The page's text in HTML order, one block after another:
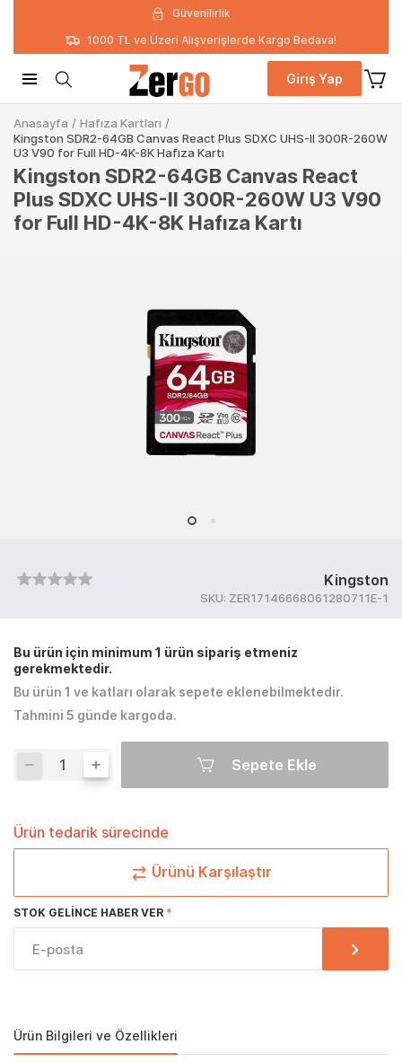
Güvenilirlik
1000 TL ve Üzeri Alışverişlerde Kargo Bedava!
Giriş Yap
Anasayfa / Hafıza Kartları /
Kingston SDR2-64GB Canvas React Plus SDXC UHS-II 300R-260W
U3 V90 for Full HD-4K-8K Hafıza Kartı
Kingston SDR2-64GB Canvas React
Plus SDXC UHS-II 300R-260W U3 V90
for Full HD-4K-8K Hafıza Kartı
Kingston
SKU: ZER17146668061280711E-1
Bu ürün için minimum 1 ürün sipariş etmeniz
gerekmektedir.
Bu ürün 1 ve katları olarak sepete eklenebilmektedir.
Tahmini 5 günde kargoda.
Sepete Ekle
Ürün tedarik sürecinde
Ürünü Karşılaştır
STOK GELINCE HABER VER
Ürün Bilgileri ve Özellikleri